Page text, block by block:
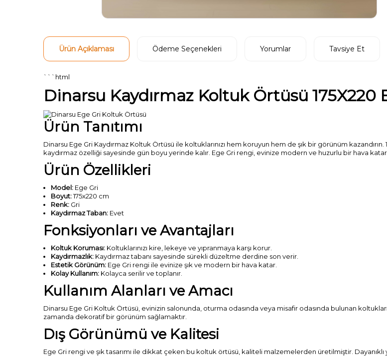
Ürün Açıklaması Ödeme Seçenekleri Yorumlar Tavsiye Et
```html
Dinarsu Kaydırmaz Koltuk Örtüsü 175X220
Ürün Tanıtımı
Dinarsu Ege Gri Kaydırmaz Koltuk Örtüsü ile koltuklarınızı hem koruyun hem de şık bir görünüm
kaydırmaz özelliği sayesinde gün boyu yerinde kalır. Ege Gri rengi, evinize modern ve huzurlu bir hava katar.
Ürün Özellikleri
Model: Ege Gri
Boyut:175x220 cm
Renk: Gri
Kaydırmaz Taban: Evet
Fonksiyonları ve Avantajları
Koltuk Koruması: Koltuklarınızı kire, lekeye ve yıpranmaya karşı korur.
Kaydırmazlık: Kaydırmaz tabanı sayesinde sürekli düzeltme derdine son verir.
Estetik Görünüm: Ege Gri rengi ile evinize şık ve modern bir hava katar.
Kolay Kullanım: Kolayca serilir ve toplanır.
Kullanım Alanları ve Amacı
Dinarsu Ege Gri Koltuk Örtüsü, evinizin salonunda, oturma odasında veya misafir odasında bulunan
zamanda dekoratif bir görünüm sağlamaktır.
Dış Görünümü ve Kalitesi
Ege Gri rengi ve şık tasarımı ile dikkat çeken bu koltuk örtüsü, kaliteli malzemelerden üretilmiştir. Dayanıklı